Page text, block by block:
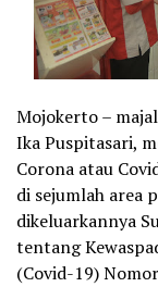
Mojokerto –
Ika Puspitasari,
Corona atau
di sejumlah area
dikeluarkannya
tentang
(Covid-19)